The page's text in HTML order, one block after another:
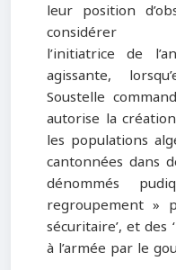
leur position
considérer
l’initiatrice de
agissante,
Soustelle
autorise la
les populations
cantonnées dans
dénommés
regroupement »
sécuritaire’, et des
à l’armée par le